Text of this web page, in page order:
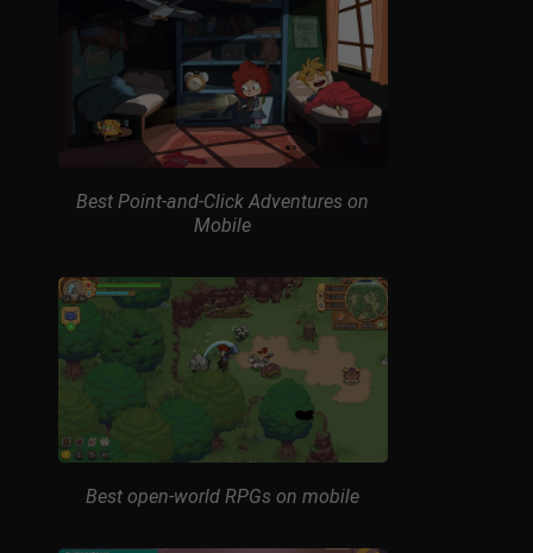
Best Point-and-Click Adventures on
Mobile
Best open-world RPGs on mobile